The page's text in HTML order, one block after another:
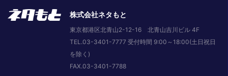
株式会社ネタもと
東京都港区北青山2-12-16 北青山吉川ビル 4F
TEL.03-3401-7777 受付時間 9:00～18:00(土日祝日
を除く)
FAX.03-3401-7788